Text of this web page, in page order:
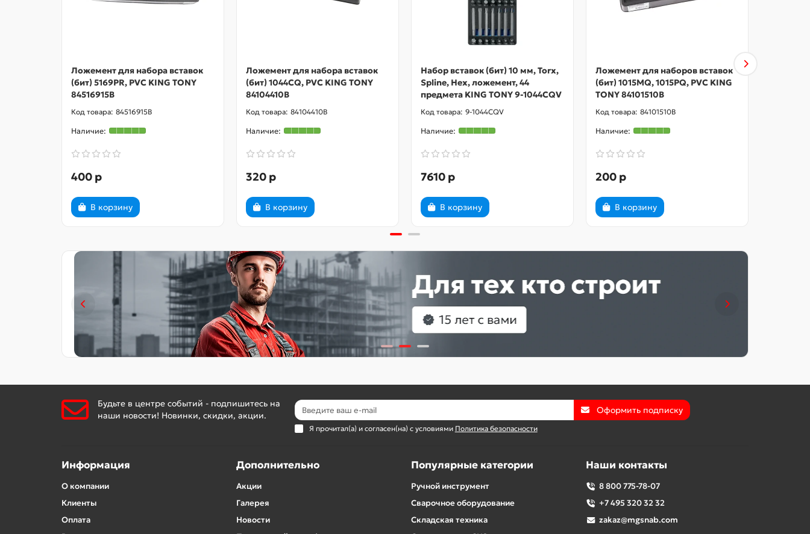
Ложемент для набора вставок
(бит) 5169PR, PVC KING TONY
84516915B
84516915B
400 р
В корзину
Ложемент для набора вставок
(бит) 1044CQ, PVC KING TONY
84104410B
84104410B
320 р
В корзину
Набор вставок (бит) 10 мм, Torx,
Spline, Hex, ложемент, 44
предмета KING TONY 9-1044CQV
9-1044CQV
7610 р
В корзину
Ложемент для наборов вставок
(бит) 1015MQ, 1015PQ, PVC KING
TONY 84101510B
84101510B
200 р
В корзину
Будьте в центре событий - подпишитесь на
наши новости! Новинки, скидки, акции.
Оформить подписку
Я прочитал(а) и согласен(на) с условиями Политика безопасности
Информация
О компании
Клиенты
Оплата
Дополнительно
Акции
Галерея
Новости
Популярные категории
Ручной инструмент
Сварочное оборудование
Складская техника
Наши контакты
8 800 775-78-07
+7 495 320 32 32
zakaz@mgsnab.com